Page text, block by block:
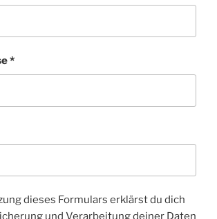
*
dieses Formulars erklärst du dich
und Verarbeitung deiner Daten